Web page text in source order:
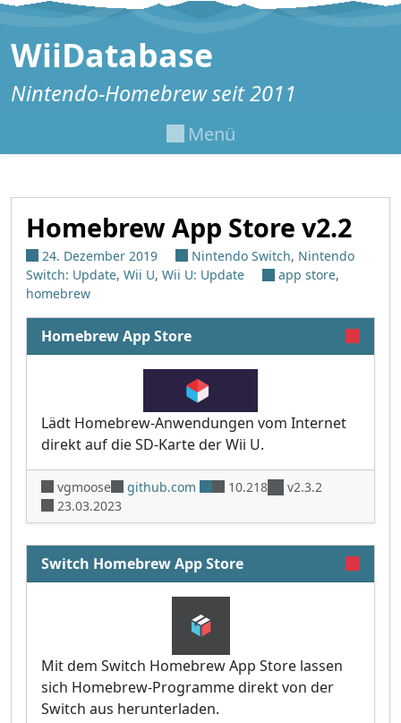
Zum Inhalt springen
WiiDatabase
Nintendo-Homebrew seit 2011
Menü
Homebrew App Store v2.2
24. Dezember 2019 Nintendo Switch, Nintendo
Switch: Update, Wii U, Wii U: Update app store,
homebrew
Homebrew App Store
Lädt Homebrew-Anwendungen vom Internet
direkt auf die SD-Karte der Wii U.
vgmoose github.com 10.218
v2.3.2
23.03.2023
Switch Homebrew App Store
Mit dem Switch Homebrew App Store lassen
sich Homebrew-Programme direkt von der
Switch aus herunterladen.